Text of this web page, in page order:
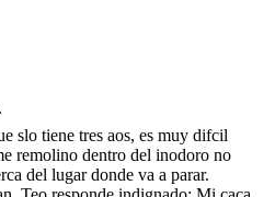
slo tiene tres aos, es muy difcil
remolino dentro del inodoro no
del lugar donde va a parar.